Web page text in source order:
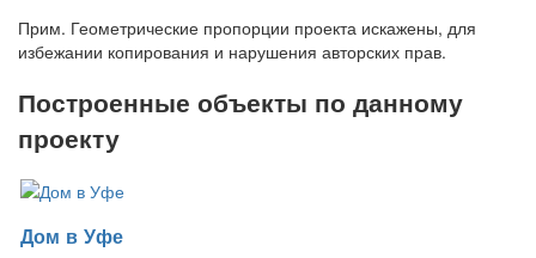
Прим. Геометрические пропорции проекта искажены, для
избежании копирования и нарушения авторских прав.
Построенные объекты по данному
проекту
Дом в Уфе